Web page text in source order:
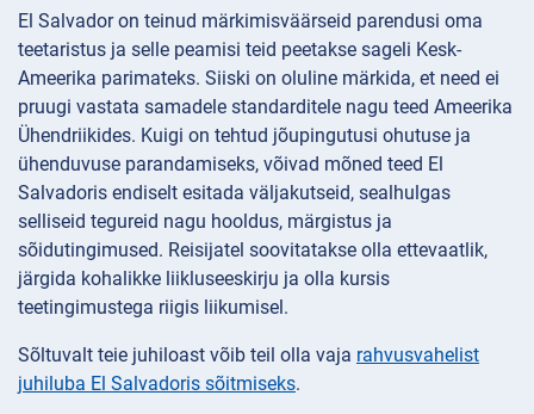
El Salvador on teinud märkimisväärseid parendusi oma
teetaristus ja selle peamisi teid peetakse sageli Kesk-
Ameerika parimateks. Siiski on oluline märkida, et need ei
pruugi vastata samadele standarditele nagu teed Ameerika
Ühendriikides. Kuigi on tehtud jõupingutusi ohutuse ja
ühenduvuse parandamiseks, võivad mõned teed El
Salvadoris endiselt esitada väljakutseid, sealhulgas
selliseid tegureid nagu hooldus, märgistus ja
sõidutingimused. Reisijatel soovitatakse olla ettevaatlik,
järgida kohalikke liikluseeskirju ja olla kursis
teetingimustega riigis liikumisel.
Sõltuvalt teie juhiloast võib teil olla vaja rahvusvahelist
juhiluba El Salvadoris sõitmiseks.